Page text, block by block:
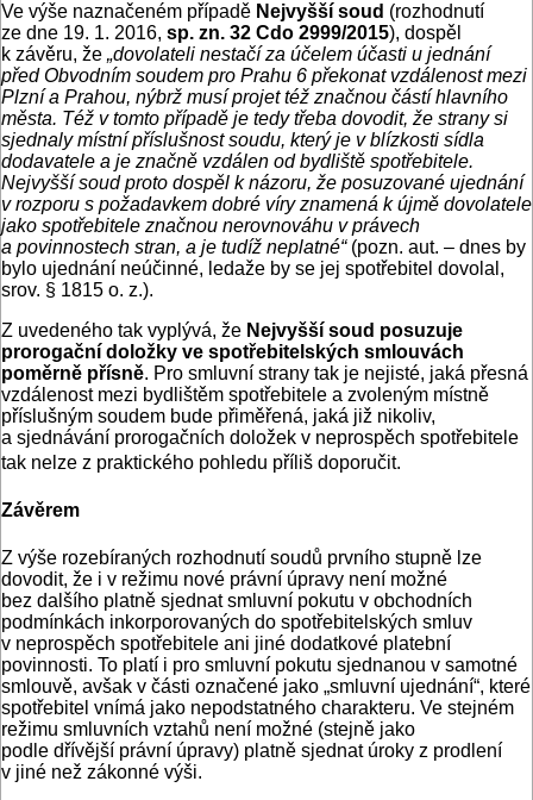
Ve výše naznačeném případě Nejvyšší soud (rozhodnutí
ze dne 19. 1. 2016, sp. zn. 32 Cdo 2999/2015), dospěl
k závěru, že „dovolateli nestačí za účelem účasti u jednání
před Obvodním soudem pro Prahu 6 překonat vzdálenost mezi
Plzní a Prahou, nýbrž musí projet též značnou částí hlavního
města. Též v tomto případě je tedy třeba dovodit, že strany si
sjednaly místní příslušnost soudu, který je v blízkosti sídla
dodavatele a je značně vzdálen od bydliště spotřebitele.
Nejvyšší soud proto dospěl k názoru, že posuzované ujednání
v rozporu s požadavkem dobré víry znamená k újmě dovolatele
jako spotřebitele značnou nerovnováhu v právech
a povinnostech stran, a je tudíž neplatné“(pozn. aut. – dnes by
bylo ujednání neúčinné, ledaže by se jej spotřebitel dovolal,
srov. § 1815 o. z.).
Z uvedeného tak vyplývá, že Nejvyšší soud posuzuje
prorogační doložky ve spotřebitelských smlouvách
poměrně přísně. Pro smluvní strany tak je nejisté, jaká přesná
vzdálenost mezi bydlištěm spotřebitele a zvoleným místně
příslušným soudem bude přiměřená, jaká již nikoliv,
a sjednávání prorogačních doložek v neprospěch spotřebitele
tak nelze z praktického pohledu příliš doporučit.
Závěrem
Z výše rozebíraných rozhodnutí soudů prvního stupně lze
dovodit, že i v režimu nové právní úpravy není možné
bez dalšího platně sjednat smluvní pokutu v obchodních
podmínkách inkorporovaných do spotřebitelských smluv
v neprospěch spotřebitele ani jiné dodatkové platební
povinnosti. To platí i pro smluvní pokutu sjednanou v samotné
smlouvě, avšak v části označené jako „smluvní ujednání“, které
spotřebitel vnímá jako nepodstatného charakteru. Ve stejném
režimu smluvních vztahů není možné (stejně jako
podle dřívější právní úpravy) platně sjednat úroky z prodlení
v jiné než zákonné výši.